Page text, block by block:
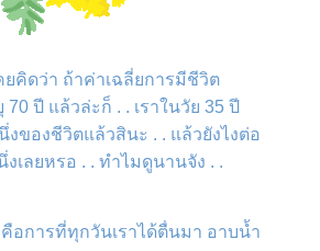
ยคิดว่า ถ้าค่าเฉลี่ยการมีชีวิต
ปี แล้วล่ะก็ . . เราในวัย 35 ปี
ของชีวิตแล้วสินะ . . แล้วยังไงต่อ
เลยหรอ . . ทำไมดูนานจัง . .
คือการที่ทุกวันเราได้ตื่นมา อาบน้ำ